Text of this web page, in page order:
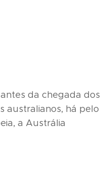
da chegada dos
australianos, há pelo
a Austrália